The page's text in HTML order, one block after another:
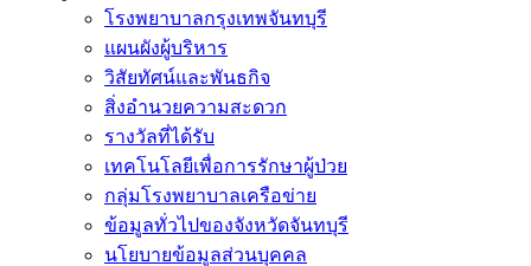
โรงพยาบาลกรุงเทพจันทบุรี
แผนผังผู้บริหาร
วิสัยทัศน์และพันธกิจ
สิ่งอำนวยความสะดวก
รางวัลที่ได้รับ
เทคโนโลยีเพื่อการรักษาผู้ป่วย
กลุ่มโรงพยาบาลเครือข่าย
ข้อมูลทั่วไปของจังหวัดจันทบุรี
นโยบายข้อมูลส่วนบุคคล